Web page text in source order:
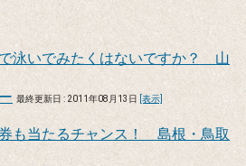
泳いでみたくはないですか？ 山
最終更新日 : 2011年08月13日 [表示]
も当たるチャンス！ 島根・鳥取